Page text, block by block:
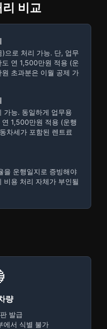
리 비교
으로 처리 가능. 단, 업무
연 1,500만원 적용 (운
초과분은 이월 공제 가
가능. 동일하게 업무용
1,500만원 적용 (운행
차세가 포함된 렌트료
을 운행일지로 증빙해야
비용 처리 자체가 부인될
량
발급
에서 식별 불가